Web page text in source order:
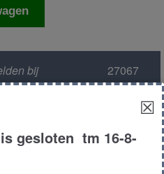
bij
27067
☒
gesloten tm 16-8-